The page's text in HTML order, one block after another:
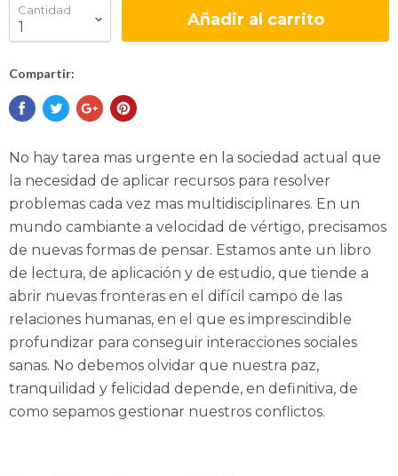
Cantidad Añadir al carrito
Compartir:
No hay tarea mas urgente en la sociedad actual que
la necesidad de aplicar recursos para resolver
problemas cada vez mas multidisciplinares. En un
mundo cambiante a velocidad de vértigo, precisamos
de nuevas formas de pensar. Estamos ante un libro
de lectura, de aplicación y de estudio, que tiende a
abrir nuevas fronteras en el difícil campo de las
relaciones humanas, en el que es imprescindible
profundizar para conseguir interacciones sociales
sanas. No debemos olvidar que nuestra paz,
tranquilidad y felicidad depende, en definitiva, de
como sepamos gestionar nuestros conflictos.